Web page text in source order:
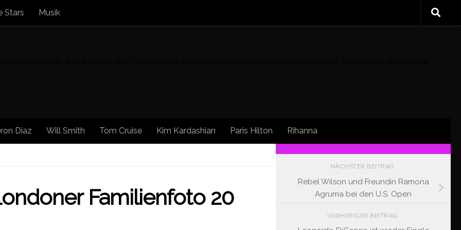
Stars Musik
Diaz Will Smith Tom Cruise Kim Kardashian Paris Hilton Rihanna
Familienfoto 20
NÄCHSTER BEITRAG
Rebel Wilson und Freundin Ramona
Agruma bei den U.S. Open
VORHERIGER BEITRAG